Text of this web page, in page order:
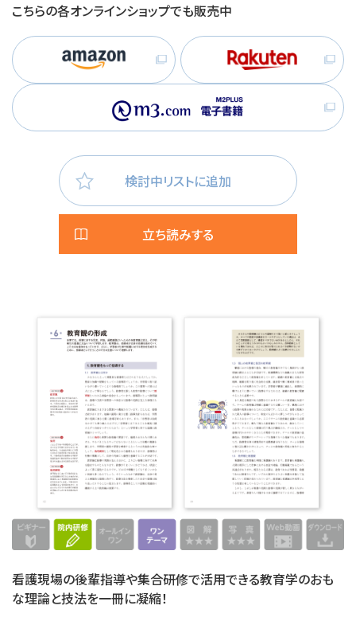
こちらの各オンラインショップでも販売中
検討中リストに追加
立ち読みする
看護現場の後輩指導や集合研修で活用できる教育学のおも
な理論と技法を一冊に凝縮！